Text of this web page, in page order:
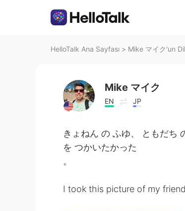
HelloTalk Ana Sayfası > Mike マイク'un
Mike マイク
EN JP
きょねん の ふゆ、 ともだち
を つかいたかった
。
I took this picture of my